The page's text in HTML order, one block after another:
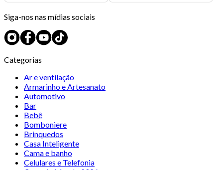
Siga-nos nas mídias sociais
Categorias
Ar e ventilação
Armarinho e Artesanato
Automotivo
Bar
Bebê
Bomboniere
Brinquedos
Casa Inteligente
Cama e banho
Celulares e Telefonia